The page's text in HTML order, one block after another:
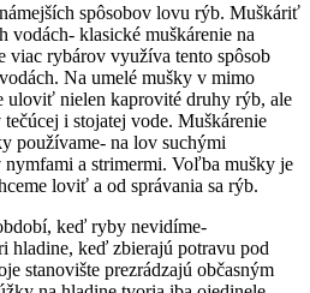
spôsobov lovu rýb. Muškáriť
vodách- klasické muškárenie na
viac rybárov využíva tento spôsob
Na umelé mušky v mimo
uloviť nielen kaprovité druhy rýb, ale
i stojatej vode. Muškárenie
používame- na lov suchými
a strimermi. Voľba mušky je
loviť a od správania sa rýb.
keď ryby nevidíme-
hladine, keď zbierajú potravu pod
stanovište prezrádzajú občasným